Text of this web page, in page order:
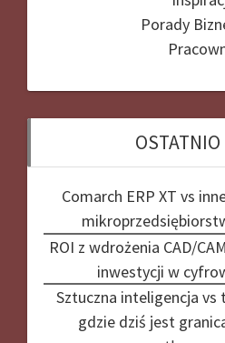
Porady
OSTATNIO
Comarch ERP XT vs
ROI z wdrożenia CAD/
inwestycji w
Sztuczna inteligencja vs
gdzie dziś jest